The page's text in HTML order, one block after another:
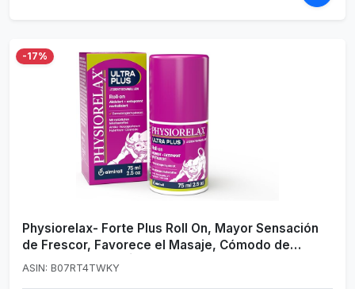
-17%
Physiorelax- Forte Plus Roll On, Mayor Sensación
de Frescor, Favorece el Masaje, Cómodo de
Transportar, con Árnica - 75 ml
ASIN: B07RT4TWKY